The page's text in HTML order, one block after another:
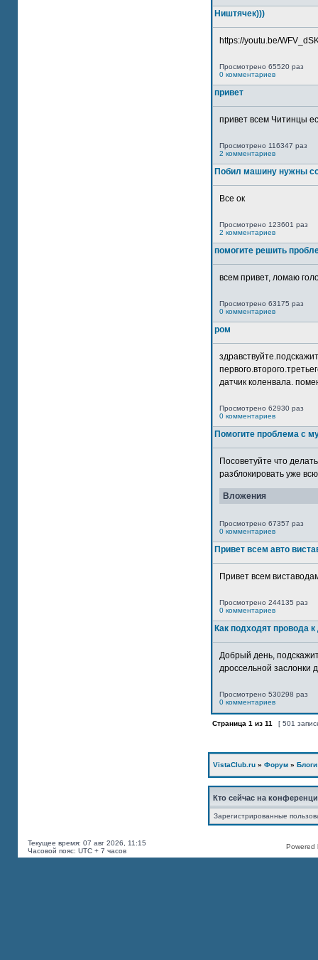
Ништячек)))
https://youtu.be/
Просмотрено 65520 раз
0 комментариев
привет
привет всем Читинцы
Просмотрено 116347 раз
2 комментариев
Побил машину нужны
Все ок
Просмотрено 123601 раз
2 комментариев
помогите решить
всем привет, ломаю
Просмотрено 63175 раз
0 комментариев
ром
датчик коленвала.
Просмотрено 62930 раз
0 комментариев
Помогите проблема с
Посоветуйте что
разблокировать уже
Вложения
Просмотрено 67357 раз
0 комментариев
Привет всем авто
Привет всем
Просмотрено 244135 раз
0 комментариев
Как подходят провода
Добрый день,
дроссельной заслонки
Просмотрено 530298 раз
0 комментариев
Страница 1 из 11 [ 501
VistaClub.ru » Форум » Блоги
Кто сейчас на
Зарегистрированные
Текущее время: 07 авг 2026, 11:15
Часовой пояс: UTC + 7 часов
Powered